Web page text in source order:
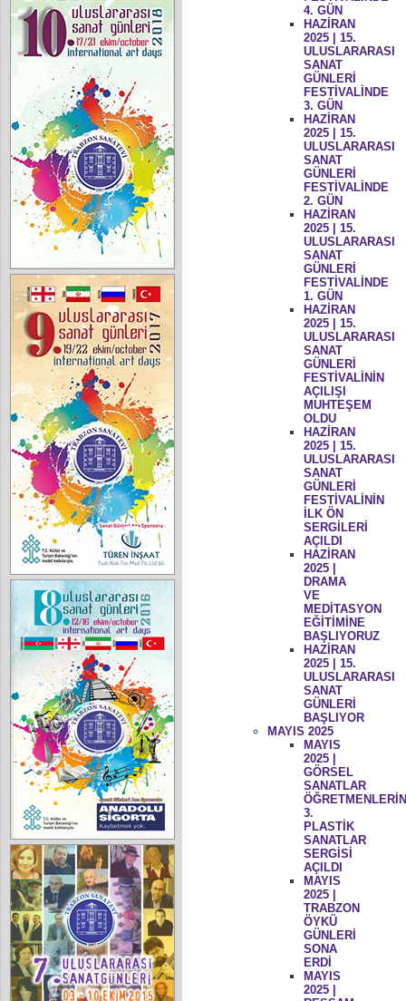
4. GÜN
HAZİRAN
2025 | 15.
ULUSLARARASI
SANAT
GÜNLERİ
FESTİVALİNDE
3. GÜN
HAZİRAN
2025 | 15.
ULUSLARARASI
SANAT
GÜNLERİ
FESTİVALİNDE
2. GÜN
HAZİRAN
2025 | 15.
ULUSLARARASI
SANAT
GÜNLERİ
FESTİVALİNDE
1. GÜN
HAZİRAN
2025 | 15.
ULUSLARARASI
SANAT
GÜNLERİ
FESTİVALİNİN
AÇILIŞI
MUHTEŞEM
OLDU
HAZİRAN
2025 | 15.
ULUSLARARASI
SANAT
GÜNLERİ
FESTİVALİNİN
İLK ÖN
SERGİLERİ
AÇILDI
HAZİRAN
2025 |
DRAMA
VE
MEDİTASYON
EĞİTİMİNE
BAŞLIYORUZ
HAZİRAN
2025 | 15.
ULUSLARARASI
SANAT
GÜNLERİ
BAŞLIYOR
MAYIS 2025
MAYIS
2025 |
GÖRSEL
SANATLAR
3.
PLASTİK
SANATLAR
SERGİSİ
AÇILDI
MAYIS
2025 |
TRABZON
ÖYKÜ
GÜNLERİ
SONA
ERDİ
MAYIS
2025 |